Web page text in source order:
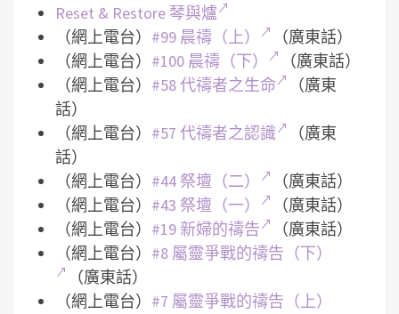
Reset & Restore 琴與爐
（網上電台） #99 晨禱（上）
（廣東話）
（網上電台） #100 晨禱（下）
（廣東話）
（網上電台） #58 代禱者之生命
（廣東
話）
（網上電台） #57 代禱者之認識
（廣東
話）
（網上電台） #44 祭壇（二）
（廣東話）
（網上電台） #43 祭壇（一）
（廣東話）
（網上電台） #19 新婦的禱告
（廣東話）
（網上電台） #8 屬靈爭戰的禱告（下）
（廣東話）
（網上電台） #7 屬靈爭戰的禱告（上）